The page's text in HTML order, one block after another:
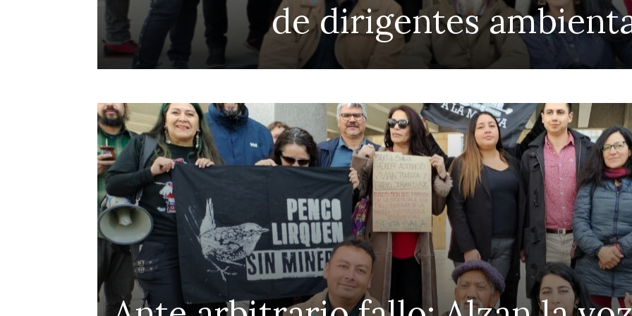
de dirigentes